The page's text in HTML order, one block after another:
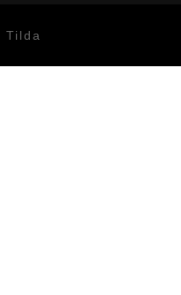
Tilda